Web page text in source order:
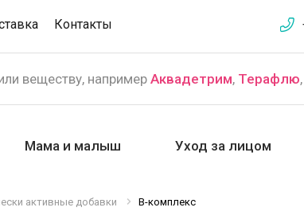
Контакты
веществу, напримерАквадетрим, Терафлю,
Мама и малыш Уход за лицом
активные добавки В-комплекс